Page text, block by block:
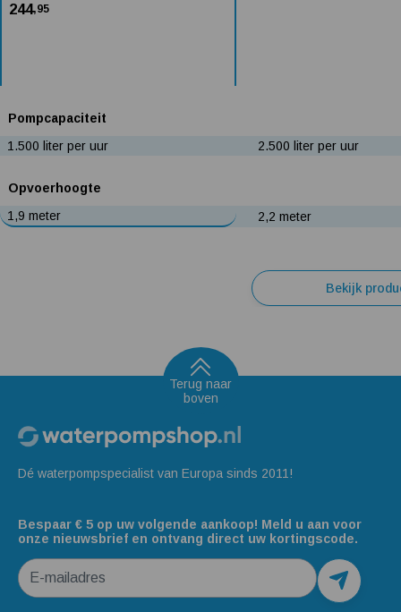
244,95
Pompcapaciteit
1.500 liter per uur
2.500 liter per uur
Opvoerhoogte
1,9 meter
2,2 meter
Bekijk
Terug naar
boven
Dé waterpompspecialist van Europa sinds 2011!
Bespaar € 5 op uw volgende aankoop! Meld u aan voor
onze nieuwsbrief en ontvang direct uw kortingscode.
E-mailadres